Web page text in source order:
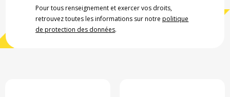
Pour tous renseignement et exercer vos droits,
retrouvez toutes les informations sur notrepolitique
de protection des données.